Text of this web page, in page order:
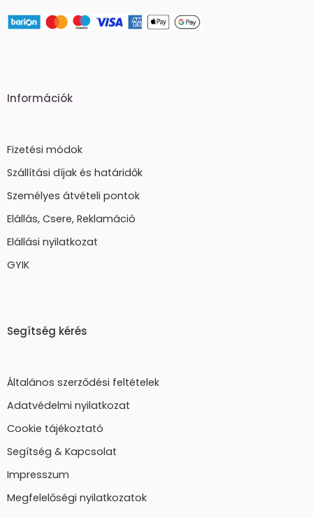
Információk
Fizetési módok
Szállítási díjak és határidők
Személyes átvételi pontok
Elállás, Csere, Reklamáció
Elállási nyilatkozat
GYIK
Segítség kérés
Általános szerződési feltételek
Adatvédelmi nyilatkozat
Cookie tájékoztató
Segítség & Kapcsolat
Impresszum
Megfelelőségi nyilatkozatok